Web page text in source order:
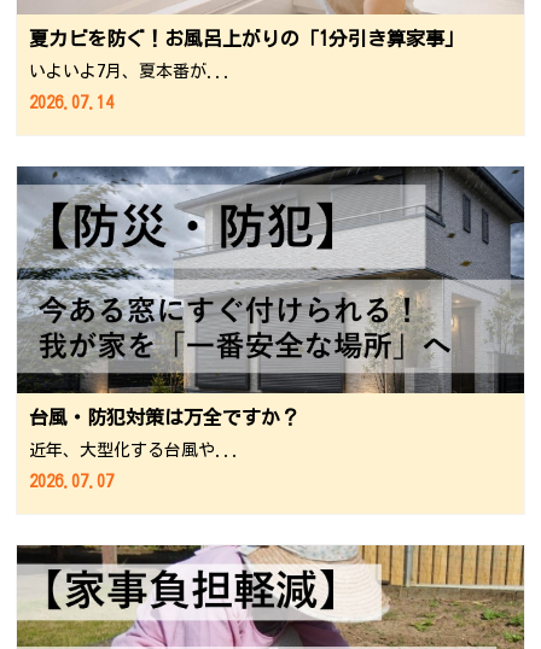
夏カビを防ぐ！お風呂上がりの「1分引き算家事」
いよいよ7月、夏本番が...
2026.07.14
台風・防犯対策は万全ですか？
近年、大型化する台風や...
2026.07.07